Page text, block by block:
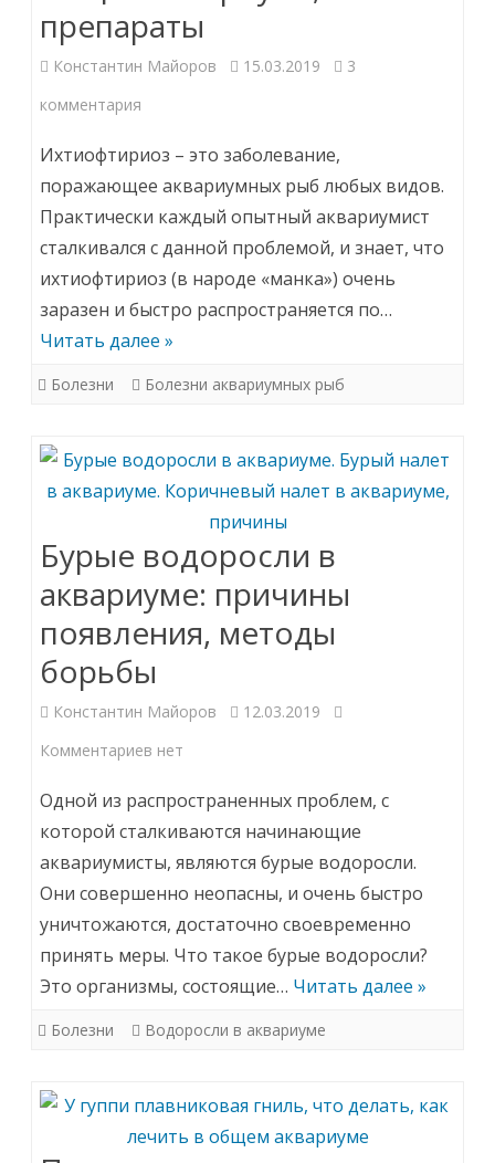
препараты
Константин Майоров 15.03.2019
3
комментария
Ихтиофтириоз
или
манка
аквариумных
рыб:
лечение
в
аквариуме,
препараты
Ихтиофтириоз – это заболевание,
поражающее аквариумных рыб любых видов.
Практически каждый опытный аквариумист
сталкивался с данной проблемой, и знает, что
ихтиофтириоз (в народе «манка») очень
заразен и быстро распространяется по…
Читать далее »
Болезни Болезни аквариумных рыб
Бурые водоросли в
аквариуме: причины
появления, методы
борьбы
Константин Майоров
12.03.2019
Комментариев к
Бурые
водоросли
в
причины
появления,
борьбы
нет
Одной из распространенных проблем, с
которой сталкиваются начинающие
аквариумисты, являются бурые водоросли.
Они совершенно неопасны, и очень быстро
уничтожаются, достаточно своевременно
принять меры. Что такое бурые водоросли?
Это организмы, состоящие… Читать далее »
Болезни Водоросли в аквариуме